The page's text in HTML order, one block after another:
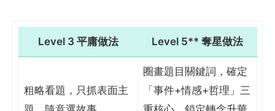
Level 3 平庸做法 Level 5** 奪星做法
粗略看題，只抓表面主
圈畫題目關鍵詞，確定
「事件+情感+哲理」三